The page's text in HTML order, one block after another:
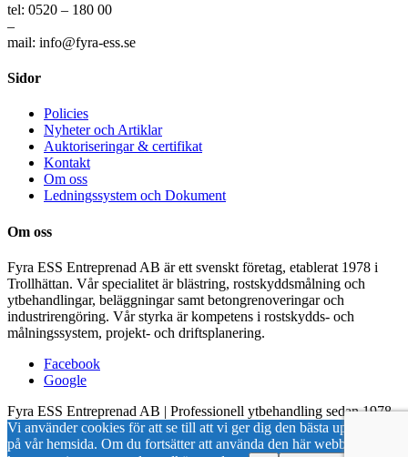
tel: 0520 – 180 00
–
mail: info@fyra-ess.se
Sidor
Policies
Nyheter och Artiklar
Auktoriseringar & certifikat
Kontakt
Om oss
Ledningssystem och Dokument
Om oss
Fyra ESS Entreprenad AB är ett svenskt företag, etablerat 1978 i
Trollhättan. Vår specialitet är blästring, rostskyddsmålning och
ytbehandlingar, beläggningar samt betongrenoveringar och
industrirengöring. Vår styrka är kompetens i rostskydds- och
målningssystem, projekt- och driftsplanering.
Facebook
Google
Fyra ESS Entreprenad AB | Professionell ytbehandling sedan 1978
Vi använder cookies för att se till att vi ger dig den bästa upplevelsen
på vår hemsida. Om du fortsätter att använda den här webbplatsen